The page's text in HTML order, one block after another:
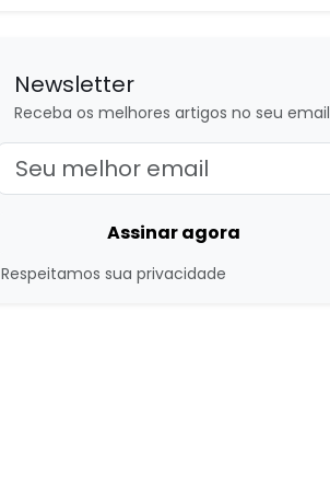
Newsletter
Receba os melhores artigos no seu email
Assinar agora
Respeitamos sua privacidade